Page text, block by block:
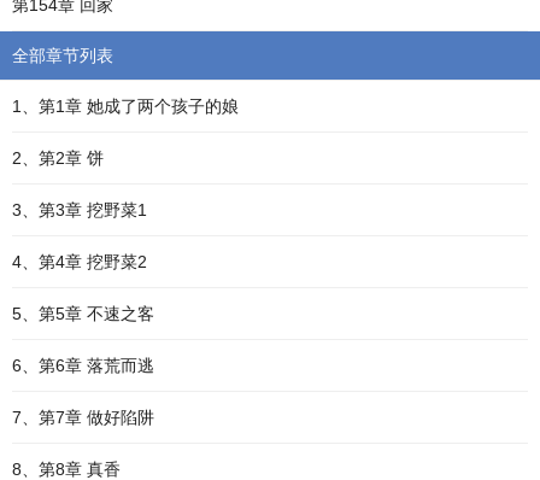
第154章 回家
全部章节列表
1、第1章 她成了两个孩子的娘
2、第2章 饼
3、第3章 挖野菜1
4、第4章 挖野菜2
5、第5章 不速之客
6、第6章 落荒而逃
7、第7章 做好陷阱
8、第8章 真香